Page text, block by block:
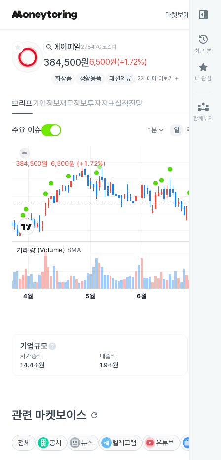
마켓보이스
star search 에이피알278470코스피
384,500원6,500원(+1.72%)
화장품 생활용품 패션의류 2개 테마 더보기 add
브리프기업정보재무정보투자지표실적전망
주요 이슈 1분keyboard_arrow_down 일 주
기업규모help
시가총액
14.4조원
매출액
1.9조원
관련 마켓보이스 refresh
전체 공시 뉴스 텔레그램 유튜브
right_panel_open
history
최근 본
star
내 관심
partner_exchange
함께투자